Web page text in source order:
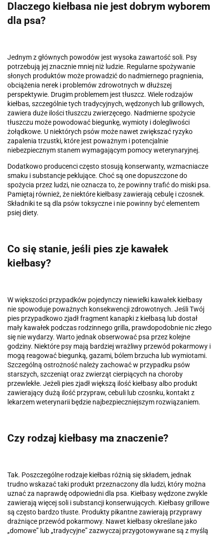
Dlaczego kiełbasa nie jest dobrym wyborem
dla psa?
Jednym z głównych powodów jest wysoka zawartość soli. Psy
potrzebują jej znacznie mniej niż ludzie. Regularne spożywanie
słonych produktów może prowadzić do nadmiernego pragnienia,
obciążenia nerek i problemów zdrowotnych w dłuższej
perspektywie. Drugim problemem jest tłuszcz. Wiele rodzajów
kiełbas, szczególnie tych tradycyjnych, wędzonych lub grillowych,
zawiera duże ilości tłuszczu zwierzęcego. Nadmierne spożycie
tłuszczu może powodować biegunkę, wymioty i dolegliwości
żołądkowe. U niektórych psów może nawet zwiększać ryzyko
zapalenia trzustki, które jest poważnym i potencjalnie
niebezpiecznym stanem wymagającym pomocy weterynaryjnej.
Dodatkowo producenci często stosują konserwanty, wzmacniacze
smaku i substancje peklujące. Choć są one dopuszczone do
spożycia przez ludzi, nie oznacza to, że powinny trafić do miski psa.
Pamiętaj również, że niektóre kiełbasy zawierają cebulę i czosnek.
Składniki te są dla psów toksyczne i nie powinny być elementem
psiej diety.
Co się stanie, jeśli pies zje kawałek
kiełbasy?
W większości przypadków pojedynczy niewielki kawałek kiełbasy
nie spowoduje poważnych konsekwencji zdrowotnych. Jeśli Twój
pies przypadkowo zjadł fragment kanapki z kiełbasą lub dostał
mały kawałek podczas rodzinnego grilla, prawdopodobnie nic złego
się nie wydarzy. Warto jednak obserwować psa przez kolejne
godziny. Niektóre psy mają bardziej wrażliwy przewód pokarmowy i
mogą reagować biegunką, gazami, bólem brzucha lub wymiotami.
Szczególną ostrożność należy zachować w przypadku psów
starszych, szczeniąt oraz zwierząt cierpiących na choroby
przewlekłe. Jeżeli pies zjadł większą ilość kiełbasy albo produkt
zawierający dużą ilość przypraw, cebuli lub czosnku, kontakt z
lekarzem weterynarii będzie najbezpieczniejszym rozwiązaniem.
Czy rodzaj kiełbasy ma znaczenie?
Tak. Poszczególne rodzaje kiełbas różnią się składem, jednak
trudno wskazać taki produkt przeznaczony dla ludzi, który można
uznać za naprawdę odpowiedni dla psa. Kiełbasy wędzone zwykle
zawierają więcej soli i substancji konserwujących. Kiełbasy grillowe
są często bardzo tłuste. Produkty pikantne zawierają przyprawy
drażniące przewód pokarmowy. Nawet kiełbasy określane jako
„domowe” lub „tradycyjne” zazwyczaj przygotowywane są z myślą